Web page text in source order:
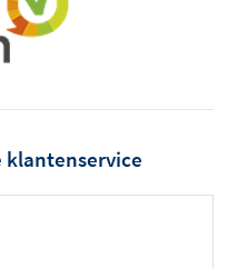
klantenservice